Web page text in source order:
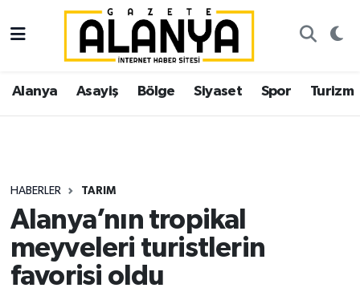
Alanya Asayiş Bölge Siyaset Spor Turizm
HABERLER TARIM
Alanya’nın tropikal
meyveleri turistlerin
favorisi oldu
Alanya
Asayiş
Siyaset
Spor
Turizm
İstanbul Nöbetçi Eczaneler
İstanbul Hava Durumu
Süper Lig Puan Durumu ve Fikstür
Tüm Manşetler
Son Dakika Haberleri